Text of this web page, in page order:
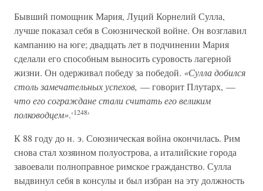
Бывший помощник Мария, Луций Корнелий Сулла,
лучше показал себя в Союзнической войне. Он возглавил
кампанию на юге; двадцать лет в подчинении Мария
сделали его способным выносить суровость лагерной
жизни. Он одерживал победу за победой. «Сулла добился
столь замечательных успехов, — говорит Плутарх, —
что его сограждане стали считать его великим
полководцем».‹1248›
К 88 году до н. э. Союзническая война окончилась. Рим
снова стал хозяином полуострова, а италийские города
завоевали полноправное римское гражданство. Сулла
выдвинул себя в консулы и был избран на эту должность